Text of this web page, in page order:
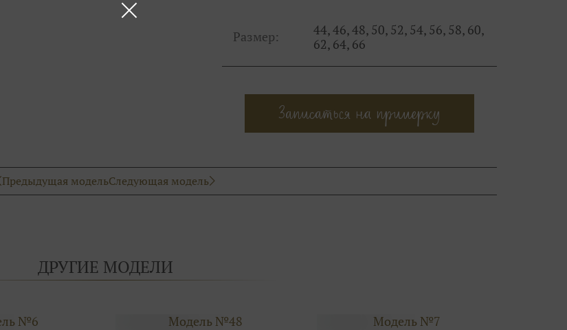
Размер:
44, 46, 48, 50, 52, 54, 56, 58, 60,
62, 64, 66
Записаться на примерку
Предыдущая модельСледующая модель
ДРУГИЕ МОДЕЛИ
№6 Модель №48 Модель №7